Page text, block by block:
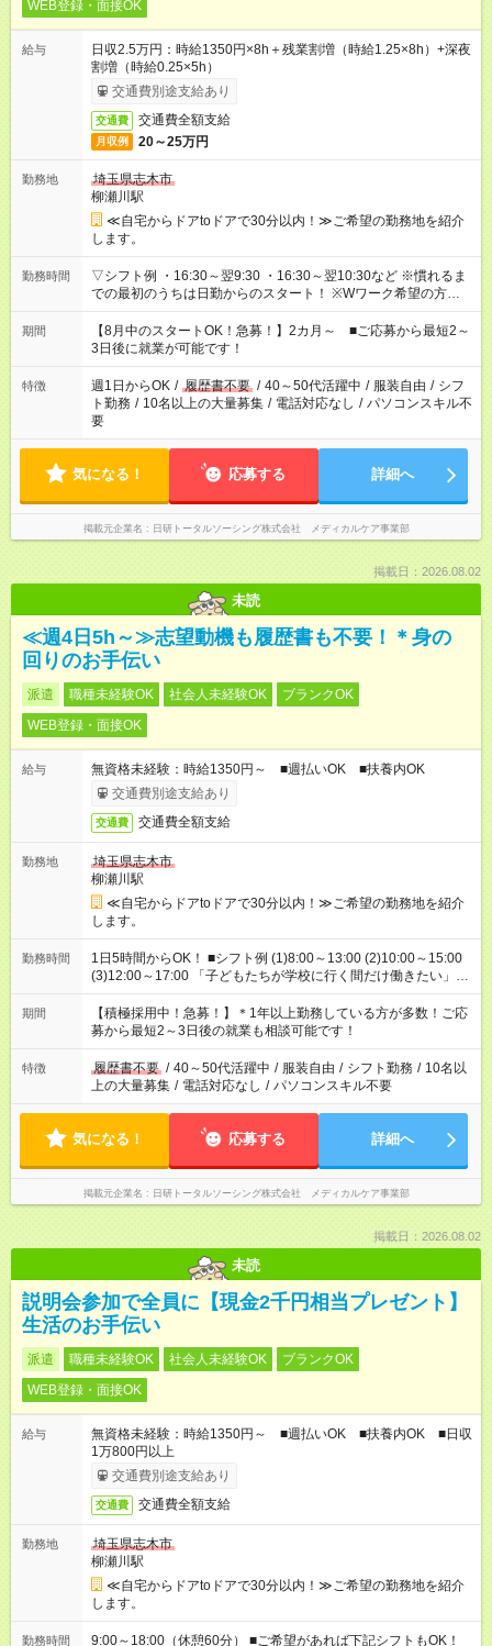
WEB登録・面接OK
給与
日収2.5万円：時給1350円×8h＋残業割増（時給1.25×8h）+深夜
割増（時給0.25×5h）
交通費別途支給あり
交通費 交通費全額支給
月収例 20～25万円
勤務地
埼玉県志木市
柳瀬川駅
≪自宅からドアtoドアで30分以内！≫ご希望の勤務地を紹介
します。
勤務時間
▽シフト例 ・16:30～翌9:30 ・16:30～翌10:30など ※慣れるま
での最初のうちは日勤からのスタート！ ※Wワーク希望の方へ
今ご覧のお仕事で希望する勤務時間と、もう1つのお仕事の勤務
時間。 合計で週40時間を超える場合は応募できません。
期間
【8月中のスタートOK！急募！】2カ月～ ■ご応募から最短2～
3日後に就業が可能です！
特徴 週1日からOK / 履歴書不要 / 40～50代活躍中 / 服装自由 / シフ
ト勤務 / 10名以上の大量募集 / 電話対応なし / パソコンスキル不
要
気になる！ 応募する 詳細へ
掲載元企業名 日研トータルソーシング株式会社 メディカルケア事業部
掲載日：2026.08.02
未読
≪週4日5h～≫志望動機も履歴書も不要！＊身の
回りのお手伝い
派遣 職種未経験OK 社会人未経験OK
ブランクOK
WEB登録・面接OK
給与
無資格未経験：時給1350円～ ■週払いOK ■扶養内OK
交通費別途支給あり
交通費 交通費全額支給
勤務地
埼玉県志木市
柳瀬川駅
≪自宅からドアtoドアで30分以内！≫ご希望の勤務地を紹介
します。
勤務時間
1日5時間からOK！ ■シフト例 (1)8:00～13:00 (2)10:00～15:00
(3)12:00～17:00 「子どもたちが学校に行く間だけ働きたい」
「余裕を持って夕飯の準備がしたい」 「午前中は働いて、午後
はプライベートの時間にしたい」 など、ご希望を教えてくださ
いね。 ※Wワーク希望の方へ 今ご覧のお仕事で希望する勤務時
間と、もう1つのお仕事の勤務時間。 合計で週40時間を超える
場合は応募できません。
期間
【積極採用中！急募！】＊1年以上勤務している方が多数！ご応
募から最短2～3日後の就業も相談可能です！
特徴 履歴書不要 / 40～50代活躍中 / 服装自由 / シフト勤務 / 10名以
上の大量募集 / 電話対応なし / パソコンスキル不要
気になる！ 応募する 詳細へ
掲載元企業名 日研トータルソーシング株式会社 メディカルケア事業部
掲載日：2026.08.02
未読
説明会参加で全員に【現金2千円相当プレゼント】
生活のお手伝い
派遣 職種未経験OK 社会人未経験OK
ブランクOK
WEB登録・面接OK
給与
無資格未経験：時給1350円～ ■週払いOK ■扶養内OK ■日収
1万800円以上
交通費別途支給あり
交通費 交通費全額支給
勤務地
埼玉県志木市
柳瀬川駅
≪自宅からドアtoドアで30分以内！≫ご希望の勤務地を紹介
します。
勤務時間
9:00～18:00（休憩60分） ■ご希望があれば下記シフトもOK！